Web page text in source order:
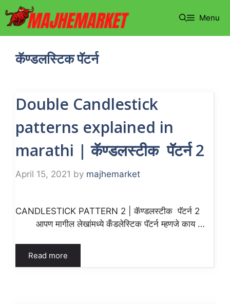
to
content
Menu
कॅण्डलस्टिक पॅटर्न
Double Candlestick
patterns explained in
marathi | कॅण्डलस्टीक पॅटर्न 2
April 15, 2021 by majhemarket
CANDLESTICK PATTERN 2 | कॅण्डलस्टीक पॅटर्न 2
आपण मागील लेखांमध्ये कँडलेस्टिक पॅटर्न म्हणजे काय …
Read more